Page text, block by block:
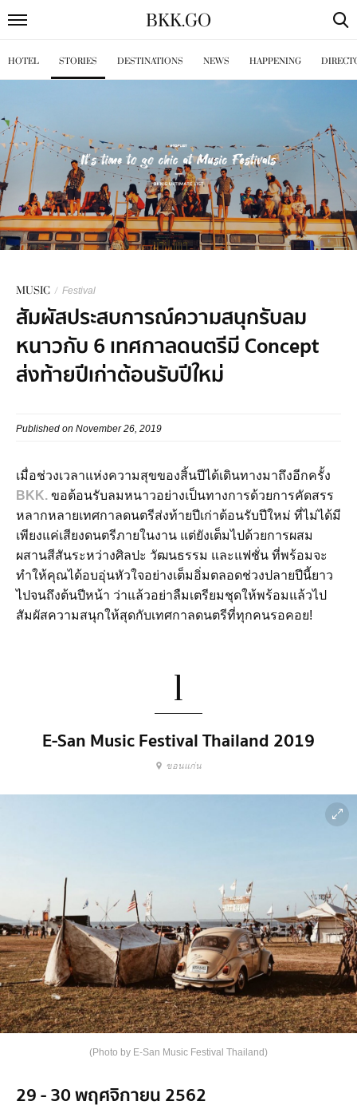
BKK.GO
HOTEL STORIES DESTINATIONS NEWS HAPPENING
MUSIC / Festival
สัมผัสประสบการณ์ความสนุกรับลม
หนาวกับ 6 เทศกาลดนตรีมี Concept
ส่งท้ายปีเก่าต้อนรับปีใหม่
Published on November 26, 2019
เมื่อช่วงเวลาแห่งความสุขของสิ้นปีได้เดินทางมาถึงอีกครั้ง
BKK. ขอต้อนรับลมหนาวอย่างเป็นทางการด้วยการคัดสรร
หลากหลายเทศกาลดนตรีส่งท้ายปีเก่าต้อนรับปีใหม่ ที่ไม่ได้มี
เพียงแค่เสียงดนตรีภายในงาน แต่ยังเต็มไปด้วยการผสม
ผสานสีสันระหว่างศิลปะ วัฒนธรรม และแฟชั่น ที่พร้อมจะ
ทำให้คุณได้อบอุ่นหัวใจอย่างเต็มอิ่มตลอดช่วงปลายปีนี้ยาว
ไปจนถึงต้นปีหน้า ว่าแล้วอย่าลืมเตรียมชุดให้พร้อมแล้วไป
สัมผัสความสนุกให้สุดกับเทศกาลดนตรีที่ทุกคนรอคอย!
1
E-San Music Festival Thailand 2019
ขอนแก่น
(Photo by E-San Music Festival Thailand)
29 - 30 พฤศจิกายน 2562